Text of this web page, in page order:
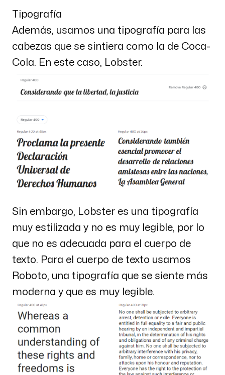
Tipografía
Además, usamos una tipografía para las
cabezas que se sintiera como la de Coca-
Cola. En este caso, Lobster.
Sin embargo, Lobster es una tipografía
muy estilizada y no es muy legible, por lo
que no es adecuada para el cuerpo de
texto. Para el cuerpo de texto usamos
Roboto, una tipografía que se siente más
moderna y que es muy legible.